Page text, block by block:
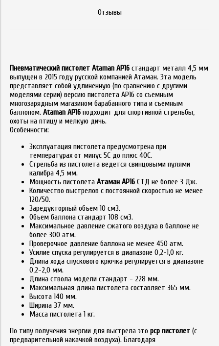
Отзывы
Пневматический пистолет Ataman АР16 стандарт металл 4,5 мм
выпущен в 2015 году русской компанией Атаман. Эта модель
представляет собой удлиненную (по сравнению с другими
моделями серии) версию пистолета АР16 со съемным
многозарядным магазином барабанного типа и съемным
баллоном. Ataman АР16 подходит для спортивной стрельбы,
охоты на птицу и мелкую дичь.
Особенности:
Эксплуатация пистолета предусмотрена при
температурах от минус 5С до плюс 40С.
Стрельба из пистолета ведется свинцовыми пулями
калибра 4,5 мм.
Мощность пистолета Атаман АР16 СТД не более 3 Дж.
Количество выстрелов с постоянной скоростью не менее
120/50.
Заредукторный объем 10 см3.
Объем баллона стандарт 108 см3.
Максимальное давление сжатого воздуха в баллоне не
более 300 атм.
Проверочное давление баллона не менее 450 атм.
Усилие спуска регулируется в диапазоне 0,2-1,0 кг.
Длина хода спускового крючка регулируется в диапазоне
0,2-2,0 мм.
Длина ствола модели стандарт - 228 мм.
Максимальная длина пистолета составляет 365 мм.
Высота 140 мм.
Ширина 37 мм.
Масса пистолета 1 кг.
По типу получения энергии для выстрела это pcp пистолет (с
предварительной накачкой воздуха). Благодаря